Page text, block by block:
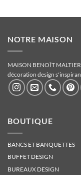
variations.
peuvent
être
choisies
page
du
produit
NOTRE MAISON
MAISON BENOÎT
décoration design
BOUTIQUE
BANCS ET BANQUETTES
BUFFET DESIGN
BUREAUX DESIGN